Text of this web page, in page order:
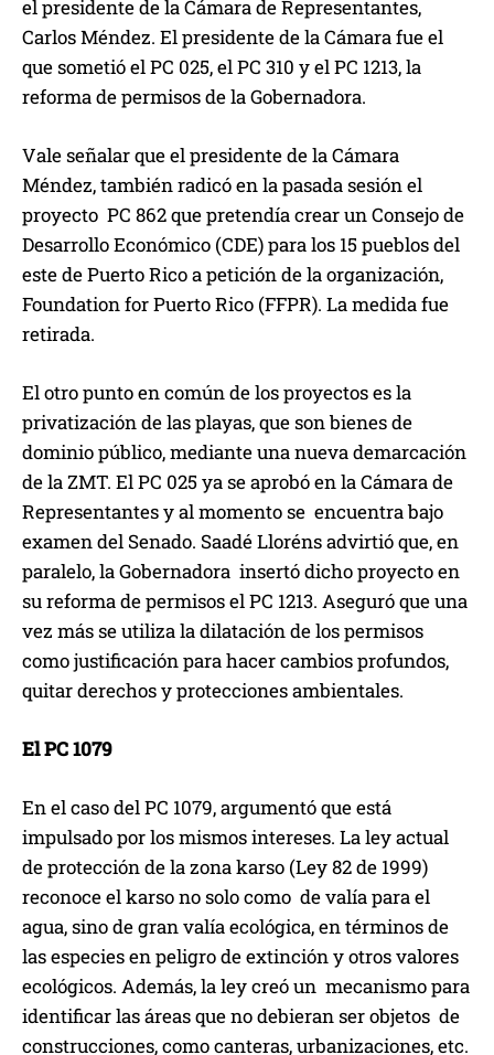
el presidente de la Cámara de Representantes,
Carlos Méndez. El presidente de la Cámara fue el
que sometió el PC 025, el PC 310 y el PC 1213, la
reforma de permisos de la Gobernadora.
Vale señalar que el presidente de la Cámara
Méndez, también radicó en la pasada sesión el
proyecto PC 862 que pretendía crear un Consejo de
Desarrollo Económico (CDE) para los 15 pueblos del
este de Puerto Rico a petición de la organización,
Foundation for Puerto Rico (FFPR). La medida fue
retirada.
El otro punto en común de los proyectos es la
privatización de las playas, que son bienes de
dominio público, mediante una nueva demarcación
de la ZMT. El PC 025 ya se aprobó en la Cámara de
Representantes y al momento se encuentra bajo
examen del Senado. Saadé Lloréns advirtió que, en
paralelo, la Gobernadora insertó dicho proyecto en
su reforma de permisos el PC 1213. Aseguró que una
vez más se utiliza la dilatación de los permisos
como justificación para hacer cambios profundos,
quitar derechos y protecciones ambientales.
El PC 1079
En el caso del PC 1079, argumentó que está
impulsado por los mismos intereses. La ley actual
de protección de la zona karso (Ley 82 de 1999)
reconoce el karso no solo como de valía para el
agua, sino de gran valía ecológica, en términos de
las especies en peligro de extinción y otros valores
ecológicos. Además, la ley creó un mecanismo para
identificar las áreas que no debieran ser objetos de
construcciones, como canteras, urbanizaciones, etc.